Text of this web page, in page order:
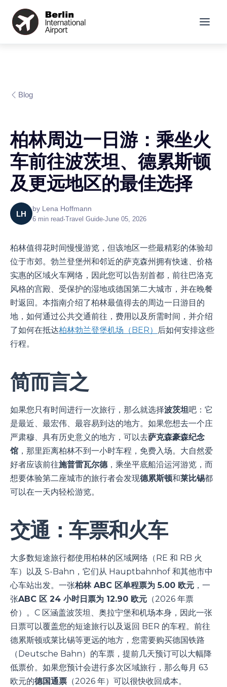
Blog
柏林周边一日游：乘坐火
车前往波茨坦、德累斯顿
及更远地区的最佳选择
LH
by Lena Hoffmann
6 min read•Travel Guide•June 05, 2026
柏林值得花时间慢慢游览，但该地区一些最精彩的体验却
位于市郊。勃兰登堡州和邻近的萨克森州拥有快速、价格
实惠的区域火车网络，因此您可以告别首都，前往巴洛克
风格的宫殿、受保护的湿地或德国第二大城市，并在晚餐
时返回。本指南介绍了柏林最值得去的周边一日游目的
地，如何通过公共交通前往，费用以及所需时间，并介绍
了如何在抵达柏林勃兰登堡机场（BER）
后如何安排这些
行程。
简而言之
如果您只有时间进行一次旅行，那么就选择波茨坦吧：它
是最近、最宏伟、最容易到达的地方。如果您想去一个庄
严肃穆、具有历史意义的地方，可以去萨克森豪森纪念
馆 ，那里距离柏林不到一小时车程，免费入场。大自然爱
好者应该前往施普雷瓦尔德，乘坐平底船沿运河游览，而
想要体验第二座城市的旅行者会发现德累斯顿和莱比锡都
可以在一天内轻松游览。
交通：车票和火车
大多数短途旅行都使用柏林的区域网络（RE 和 RB 火
车）以及 S-Bahn，它们从 Hauptbahnhof 和其他市中
心车站出发。一张柏林 ABC 区单程票为 5.00 欧元 ，一
张ABC 区 24 小时日票为 12.90 欧元 （2026 年票
价）。C 区涵盖波茨坦、奥拉宁堡和机场本身，因此一张
日票可以覆盖您的短途旅行以及返回 BER 的车程。前往
德累斯顿或莱比锡等更远的地方，您需要购买德国铁路
（Deutsche Bahn）的车票，提前几天预订可以大幅降
低票价。如果您预计会进行多次区域旅行，那么每月 63
欧元的德国通票 （2026 年）可以很快收回成本。